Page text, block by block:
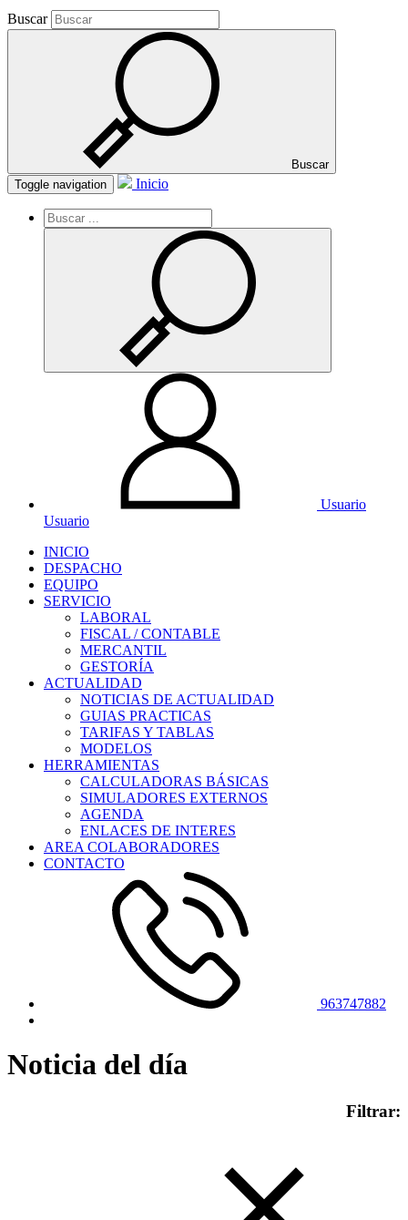
Buscar
Buscar
Toggle navigation
Inicio
Usuario
Usuario
INICIO
DESPACHO
EQUIPO
SERVICIO
LABORAL
FISCAL / CONTABLE
MERCANTIL
GESTORÍA
ACTUALIDAD
NOTICIAS DE ACTUALIDAD
GUIAS PRACTICAS
TARIFAS Y TABLAS
MODELOS
HERRAMIENTAS
CALCULADORAS BÁSICAS
SIMULADORES EXTERNOS
AGENDA
ENLACES DE INTERES
AREA COLABORADORES
CONTACTO
963747882
Noticia del día
Filtrar: